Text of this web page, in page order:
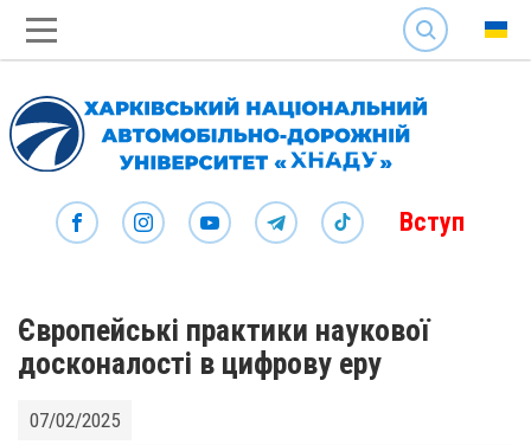
SEARCH
Вступ
Європейські практики наукової
досконалості в цифрову еру
07/02/2025